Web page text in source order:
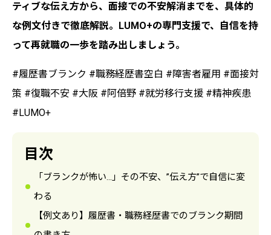
ティブな伝え方から、面接での不安解消までを、具体的
な例文付きで徹底解説。LUMO+の専門支援で、自信を持
って再就職の一歩を踏み出しましょう。
#履歴書ブランク #職務経歴書空白 #障害者雇用 #面接対
策 #復職不安 #大阪 #阿倍野 #就労移行支援 #精神疾患
#LUMO+
目次
「ブランクが怖い…」その不安、”伝え方”で自信に変
わる
【例文あり】履歴書・職務経歴書でのブランク期間